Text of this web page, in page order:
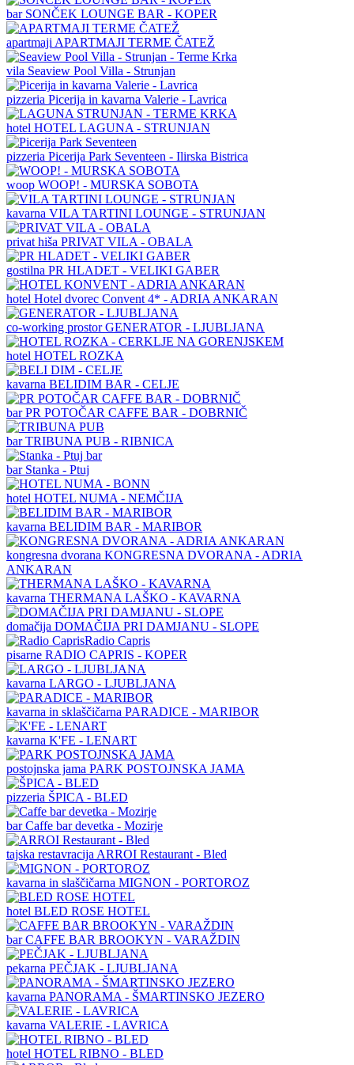
bar SONČEK LOUNGE BAR - KOPER
apartmaji APARTMAJI TERME ČATEŽ
vila Seaview Pool Villa - Strunjan
pizzeria Picerija in kavarna Valerie - Lavrica
hotel HOTEL LAGUNA - STRUNJAN
pizzeria Picerija Park Seventeen - Ilirska Bistrica
woop WOOP! - MURSKA SOBOTA
kavarna VILA TARTINI LOUNGE - STRUNJAN
privat hiša PRIVAT VILA - OBALA
gostilna PR HLADET - VELIKI GABER
hotel Hotel dvorec Convent 4* - ADRIA ANKARAN
co-working prostorGENERATOR - LJUBLJANA
hotel HOTEL ROZKA
kavarna BELIDIM BAR - CELJE
barPR POTOČAR CAFFE BAR - DOBRNIČ
barTRIBUNA PUB - RIBNICA
bar Stanka - Ptuj
hotel HOTEL NUMA - NEMČIJA
kavarna BELIDIM BAR - MARIBOR
kongresna dvorana KONGRESNA DVORANA - ADRIA
ANKARAN
kavarna THERMANA LAŠKO - KAVARNA
domačija DOMAČIJA PRI DAMJANU - SLOPE
pisarne RADIO CAPRIS - KOPER
kavarna LARGO - LJUBLJANA
kavarna in sklaščičarna PARADICE - MARIBOR
kavarna K'FE - LENART
postojnska jama PARK POSTOJNSKA JAMA
pizzeria ŠPICA - BLED
barCaffe bar devetka - Mozirje
tajska restavracija ARROI Restaurant - Bled
kavarna in slaščičarna MIGNON - PORTOROZ
hotel BLED ROSE HOTEL
barCAFFE BAR BROOKYN - VARAŽDIN
pekarna PEČJAK - LJUBLJANA
kavarna PANORAMA - ŠMARTINSKO JEZERO
kavarna VALERIE - LAVRICA
hotel HOTEL RIBNO - BLED